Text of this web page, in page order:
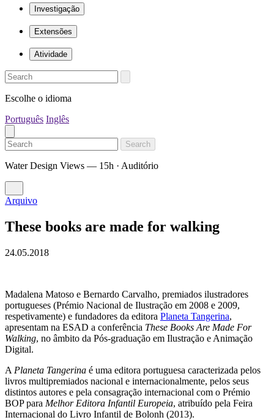
Investigação
Extensões
Atividade
Escolhe o idioma
Português Inglês
Search
Water Design Views — 15h · Auditório
Arquivo
These books are made for walking
24.05.2018
Madalena Matoso e Bernardo Carvalho, premiados ilustradores
portugueses (Prémio Nacional de Ilustração em 2008 e 2009,
respetivamente) e fundadores da editora Planeta Tangerina,
apresentam na ESAD a conferência These Books Are Made For
Walking, no âmbito da Pós-graduação em Ilustração e Animação
Digital.
A Planeta Tangerina é uma editora portuguesa caracterizada pelos
livros multipremiados nacional e internacionalmente, pelos seus
distintos autores e pela consagração internacional com o Prémio
BOP para Melhor Editora Infantil Europeia, atribuído pela Feira
Internacional do Livro Infantil de Bolonh (2013).